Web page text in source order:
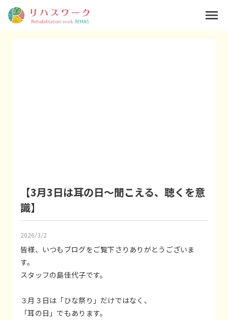
【3月3日は耳の日～聞こえる、聴くを意
識】
2026/3/2
皆様、いつもブログをご覧下さりありがとうございま
す。
スタッフの島佳代子です。
３月３日は「ひな祭り」だけではなく、
「耳の日」でもあります。
menu